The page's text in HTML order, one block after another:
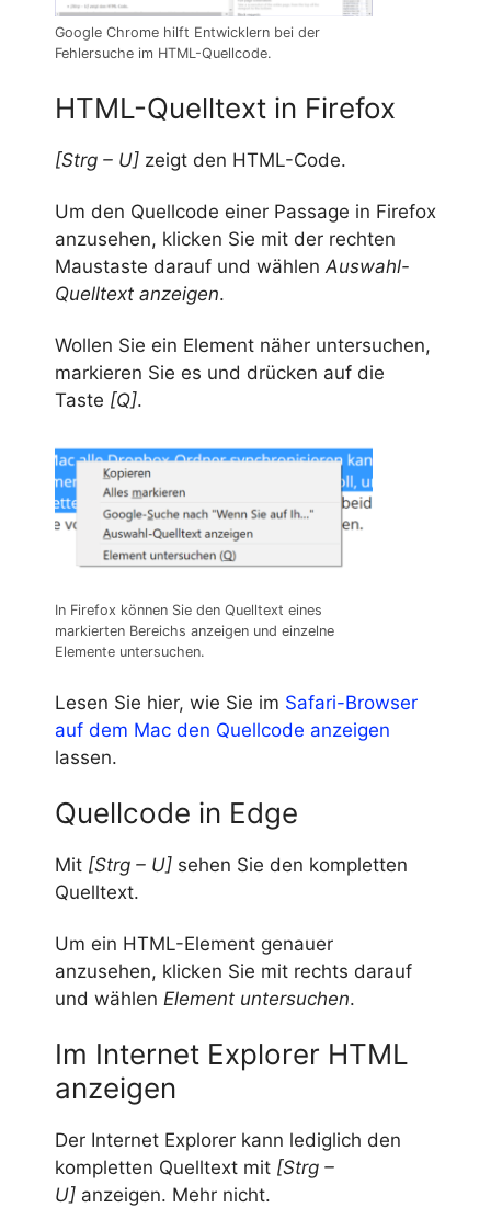
Google Chrome hilft Entwicklern bei der
Fehlersuche im HTML-Quellcode.
HTML-Quelltext in Firefox
[Strg – U] zeigt den HTML-Code.
Um den Quellcode einer Passage in Firefox
anzusehen, klicken Sie mit der rechten
Maustaste darauf und wählenAuswahl-
Quelltext anzeigen.
Wollen Sie ein Element näher untersuchen,
markieren Sie es und drücken auf die
Taste [Q].
In Firefox können Sie den Quelltext eines
markierten Bereichs anzeigen und einzelne
Elemente untersuchen.
Lesen Sie hier, wie Sie im Safari-Browser
auf dem Mac den Quellcode anzeigen
lassen.
Quellcode in Edge
Mit [Strg – U] sehen Sie den kompletten
Quelltext.
Um ein HTML-Element genauer
anzusehen, klicken Sie mit rechts darauf
und wählen Element untersuchen.
Im Internet Explorer HTML
anzeigen
Der Internet Explorer kann lediglich den
kompletten Quelltext mit [Strg –
U] anzeigen. Mehr nicht.